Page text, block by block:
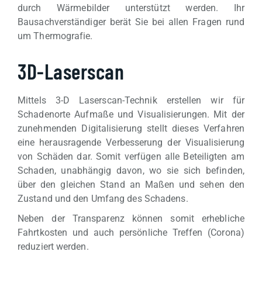
durch Wärmebilder unterstützt werden. Ihr
Bausachverständiger berät Sie bei allen Fragen rund
um Thermografie.
3D-Laserscan
Mittels 3-D Laserscan-Technik erstellen wir für
Schadenorte Aufmaße und Visualisierungen. Mit der
zunehmenden Digitalisierung stellt dieses Verfahren
eine herausragende Verbesserung der Visualisierung
von Schäden dar. Somit verfügen alle Beteiligten am
Schaden, unabhängig davon, wo sie sich befinden,
über den gleichen Stand an Maßen und sehen den
Zustand und den Umfang des Schadens.
Neben der Transparenz können somit erhebliche
Fahrtkosten und auch persönliche Treffen (Corona)
reduziert werden.